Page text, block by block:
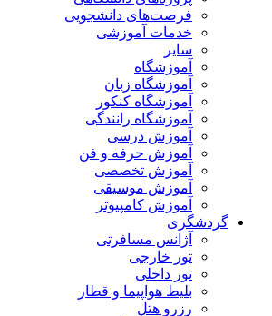
فرصت‌های دانشجویی
خدمات آموزشی
سایر
آموزشگاه
آموزشگاه زبان
آموزشگاه کنکور
آموزشگاه رانندگی
آموزش درسی
آموزش حرفه و فن
آموزش تخصصی
آموزش موسیقی
آموزش کامپیوتر
گردشگری
آژانس مسافرتی
تور خارجی
تور داخلی
بلیط هواپیما و قطار
رزرو هتل